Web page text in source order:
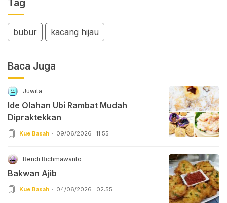
Tag
bubur kacang hijau
Baca Juga
Juwita
Ide Olahan Ubi Rambat Mudah
Dipraktekkan
Kue Basah 09/06/2026 | 11:55
Rendi Richmawanto
Bakwan Ajib
Kue Basah 04/06/2026 | 02:55